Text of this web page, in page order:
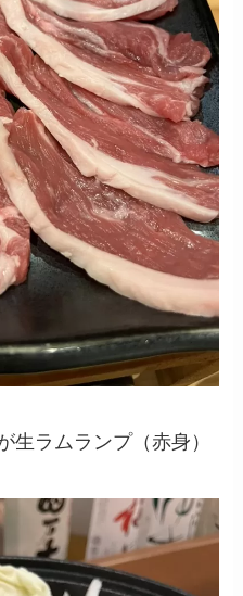
生ラムランプ（赤身）